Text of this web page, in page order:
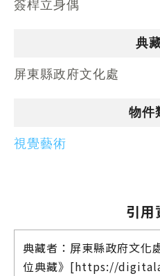
簽桿立身偶
典
屏東縣政府文化處
物件
視覺藝術
引用
典藏者：屏東縣政府文化
位典藏》[https://